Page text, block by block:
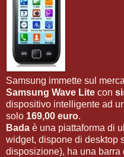
Samsung immette sul
Samsung Wave Lite con
dispositivo intelligente ad
solo 169,00 euro.
Bada è una piattaforma di
widget, dispone di desktop
disposizione), ha una